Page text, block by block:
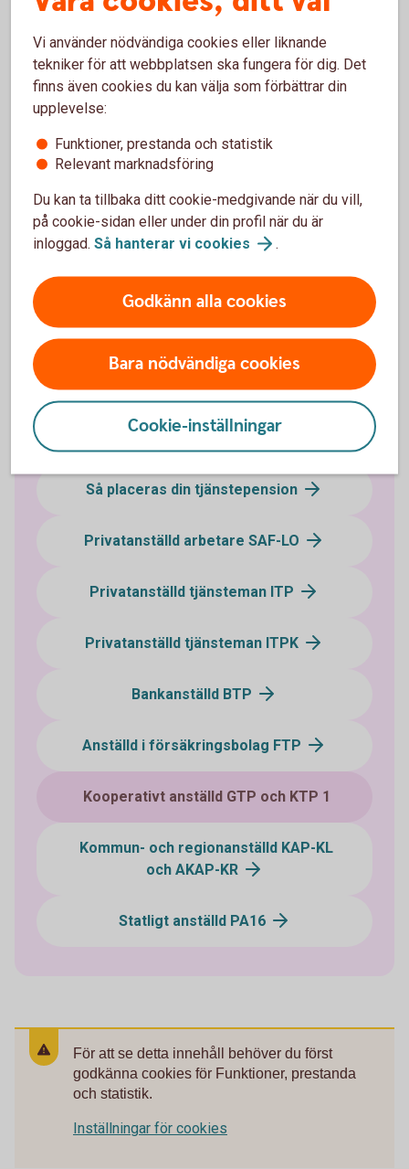
Vi vill gärna hjälpa dig med pensionsvalet. Gör du inget val
placeras tjänstepensionen i en traditionell försäkring utan
återbetalningsskydd hos Folksam Liv.
Gör ditt pensionsval
Läs mer om tjänstepension i försäkringsbranschen
Pensionsvalet
Vilket avtalsområde tillhör du?
Så placeras din tjänstepension
Privatanställd arbetare SAF-LO
Privatanställd tjänsteman ITP
Privatanställd tjänsteman ITPK
Bankanställd BTP
Anställd i försäkringsbolag FTP
Kooperativt anställd GTP och KTP 1
Kommun- och regionanställd KAP-KL
och AKAP-KR
Statligt anställd PA16
För att se detta innehåll behöver du först
godkänna cookies för Funktioner, prestanda
och statistik.
Inställningar för cookies
Vi använder nödvändiga cookies eller liknande
tekniker för att webbplatsen ska fungera för dig. Det
finns även cookies du kan välja som förbättrar din
upplevelse:
Funktioner, prestanda och statistik
Relevant marknadsföring
Du kan ta tillbaka ditt cookie-medgivande när du vill,
på cookie-sidan eller under din profil när du är
inloggad. Så hanterar vi cookies .
Godkänn alla cookies
Bara nödvändiga cookies
Cookie-inställningar